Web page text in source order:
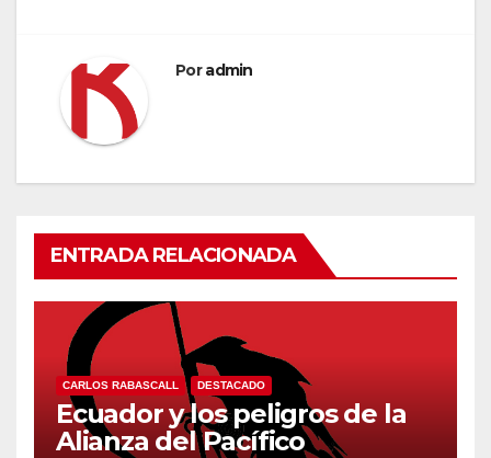
Poradmin
ENTRADA RELACIONADA
CARLOS RABASCALL DESTACADO
Ecuador y los peligros de la
Alianza del Pacífico